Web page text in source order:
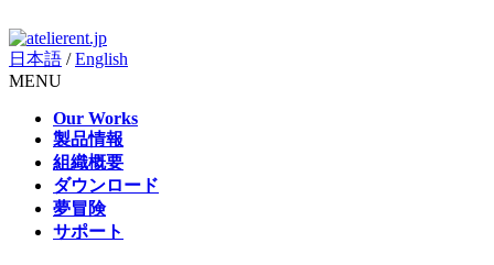
日本語 /English
MENU
Our Works
製品情報
組織概要
ダウンロード
夢冒険
サポート